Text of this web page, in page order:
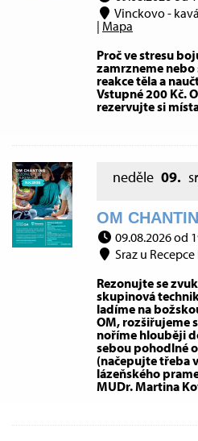
Vinckovo -
| Mapa
Proč ve stresu
zamrzneme nebo
reakce těla a
Vstupné 200 Kč.
rezervujte si
neděle 09.
OM
09.08.2026 od
Sraz u Recepce
Rezonujte se
skupinová
ladíme na
OM, rozšiřujeme
noříme hlouběji
sebou pohodlné
(načepujte třeba
lázeňského
MUDr. Martina